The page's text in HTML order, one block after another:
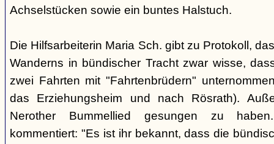
Achselstücken sowie ein buntes Halstuch.
Die Hilfsarbeiterin Maria Sch. gibt zu Protokoll,
Wanderns in bündischer Tracht zwar wisse,
zwei Fahrten mit "Fahrtenbrüdern"
das Erziehungsheim und nach Rösrath).
Nerother Bummellied gesungen zu
kommentiert: "Es ist ihr bekannt, dass die